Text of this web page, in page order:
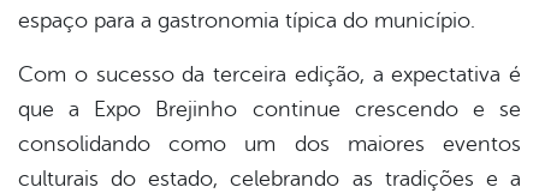
espaço para a gastronomia típica do município.
Com o sucesso da terceira edição, a expectativa é
que a Expo Brejinho continue crescendo e se
consolidando como um dos maiores eventos
culturais do estado, celebrando as tradições e a